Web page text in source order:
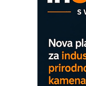
Detekcija
MAREX